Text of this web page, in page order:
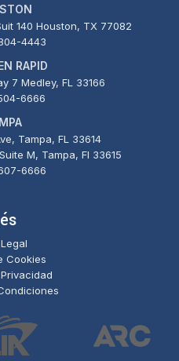
140 Houston, TX 77082
4443
RAPID
7 Medley, FL 33166
6666
Tampa, FL 33614
M, Tampa, Fl 33615
6666
Cookies